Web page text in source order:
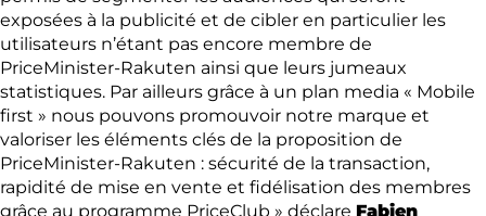
exposées à la publicité et de cibler en particulier les
utilisateurs n’étant pas encore membre de
PriceMinister-Rakuten ainsi que leurs jumeaux
statistiques. Par ailleurs grâce à un plan media « Mobile
first » nous pouvons promouvoir notre marque et
valoriser les éléments clés de la proposition de
PriceMinister-Rakuten : sécurité de la transaction,
rapidité de mise en vente et fidélisation des membres
grâce au programme PriceClub » déclare Fabien